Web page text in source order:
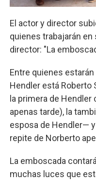
El actor y director
quienes trabajarán
director: "La
Entre quienes
Hendler está Roberto
la primera de
apenas tarde), la
esposa de Hendler—
repite de Norberto
La emboscada
muchas luces que